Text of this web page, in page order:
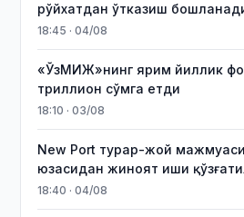
рўйхатдан ўтказиш
18:45 · 04/08
«ЎзМИЖ»нинг ярим йиллик
триллион сўмга етди
18:10 · 03/08
New Port турар-жой
юзасидан жиноят иши
18:40 · 04/08